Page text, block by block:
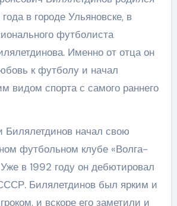
в городе Ульяновске, в
футболиста
Именно от отца он
к футболу и начал
видом спорта с самого раннего
Билялетдинов начал свою
футбольном клубе «Волга-
в 1992 году он дебютировал
Билялетдинов был ярким и
и вскоре его заметили и